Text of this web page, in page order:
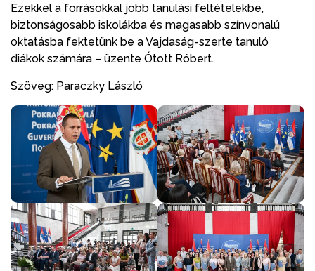
Ezekkel a forrásokkal jobb tanulási feltételekbe,
biztonságosabb iskolákba és magasabb színvonalú
oktatásba fektetünk be a Vajdaság-szerte tanuló
diákok számára – üzente Ótott Róbert.
Szöveg: Paraczky László